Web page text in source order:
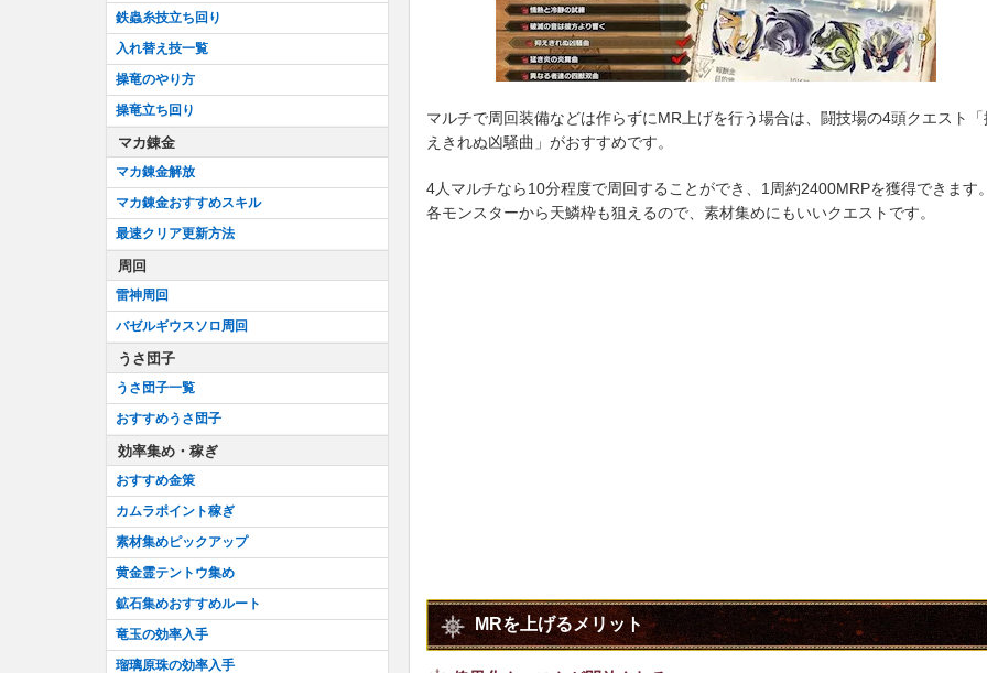
マルチで周回装備などは作らずにMR上げを行う場合は、闘技場の4頭クエスト「
えきれぬ凶騒曲」がおすすめです。
4人マルチなら10分程度で周回することができ、1周約2400MRPを獲得できます。
各モンスターから天鱗枠も狙えるので、素材集めにもいいクエストです。
MRを上げるメリット
鉄蟲糸技立ち回り
入れ替え技一覧
操竜のやり方
操竜立ち回り
マカ錬金
マカ錬金解放
マカ錬金おすすめスキル
最速クリア更新方法
周回
雷神周回
バゼルギウスソロ周回
うさ団子
うさ団子一覧
おすすめうさ団子
効率集め・稼ぎ
おすすめ金策
カムラポイント稼ぎ
素材集めピックアップ
黄金霊テントウ集め
鉱石集めおすすめルート
竜玉の効率入手
瑠璃原珠の効率入手